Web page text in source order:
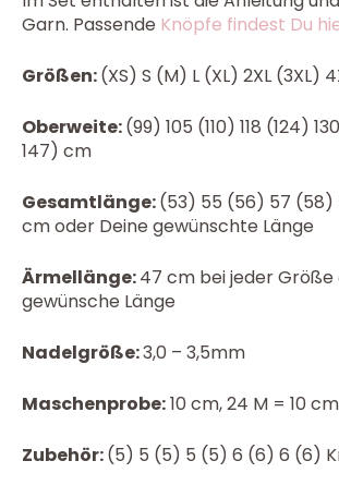
Garn. Passende Knöpfe findest Du
Größen:(XS) S (M) L (XL) 2XL (3XL)
Oberweite:(99) 105 (110) 118 (124)
147) cm
Gesamtlänge:(53) 55 (56) 57 (58)
cm oder Deine gewünschte Länge
Ärmellänge:47 cm bei jeder Größe
gewünsche Länge
Nadelgröße:3,0 – 3,5mm
Maschenprobe:10 cm, 24 M = 10 cm
Zubehör:(5) 5 (5) 5 (5) 6 (6) 6 (6)